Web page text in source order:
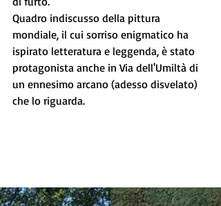
Quadro indiscusso della pittura
mondiale, il cui sorriso enigmatico ha
ispirato letteratura e leggenda, è stato
protagonista anche in Via dell'Umiltà di
un ennesimo arcano (adesso disvelato)
che lo riguarda.